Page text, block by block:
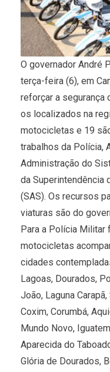
O governador André
terça-feira (6), em
reforçar a segurança
os localizados na
motocicletas e 19
trabalhos da Polícia,
Administração do
da Superintendência
(SAS). Os recursos
viaturas são do
Para a Polícia Militar
motocicletas
cidades
Lagoas, Dourados,
João, Laguna
Coxim, Corumbá,
Mundo Novo,
Aparecida do
Glória de Dourados,